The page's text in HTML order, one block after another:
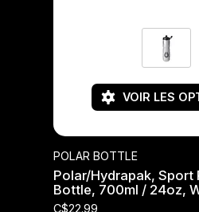
VOIR LES
POLAR BOTTLE
Polar/Hydrapak, Sport
Bottle, 700ml / 24oz,
C$22.99